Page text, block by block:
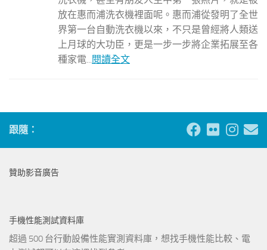
放在惠而浦洗衣機裡面呢。惠而浦從發明了全世
界第一台自動洗衣機以來，不只是曾經將人類送
上月球的大功臣，更是一步一步將企業拓展至各
種家電...閱讀全文
跟隨：
贊助影音廣告
手機性能測試資料庫
超過 500 台行動設備性能實測資料庫，想找手機性能比較、電